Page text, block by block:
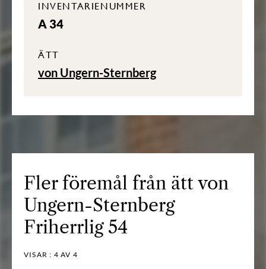
INVENTARIENUMMER
A 34
ÄTT
von Ungern-Sternberg
Fler föremål från ätt von
Ungern-Sternberg
Friherrlig 54
VISAR : 4 AV 4